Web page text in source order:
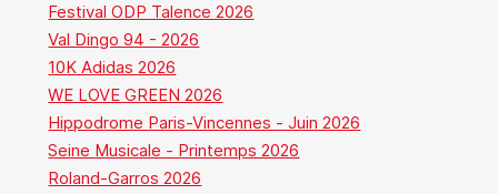
Festival ODP Talence 2026
Val Dingo 94 - 2026
10K Adidas 2026
WE LOVE GREEN 2026
Hippodrome Paris-Vincennes - Juin 2026
Seine Musicale - Printemps 2026
Roland-Garros 2026